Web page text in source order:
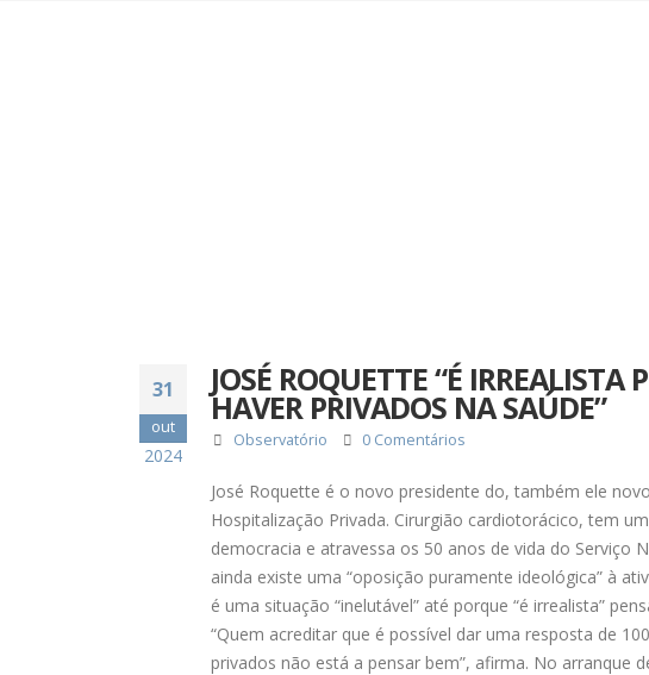
31
out
2024
JOSÉ ROQUETTE “É
HAVER PRIVADOS NA SAÚDE”
Observatório 0 Comentários
José Roquette é o novo presidente do, também ele
Hospitalização Privada. Cirurgião cardiotorácico, tem
democracia e atravessa os 50 anos de vida do Serviço
ainda existe uma “oposição puramente ideológica” à
é uma situação “inelutável” até porque “é irrealista”
“Quem acreditar que é possível dar uma resposta de
privados não está a pensar bem”, afirma. No arranque